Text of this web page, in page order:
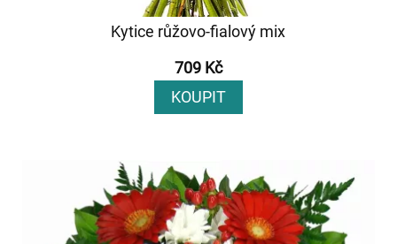
Kytice růžovo-fialový mix
709 Kč
KOUPIT